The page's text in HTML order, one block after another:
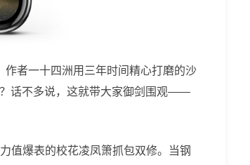
者一十四洲用三年时间精心打磨的沙
话不多说，这就带大家御剑围观——
值爆表的校花凌凤箫抓包双修。当钢